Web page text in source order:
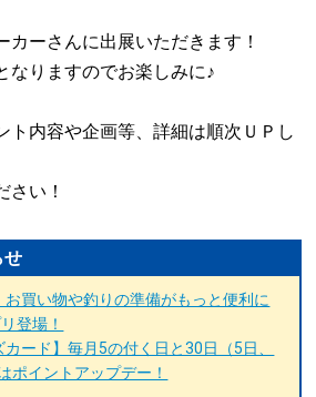
カーさんに出展いただきます！
なりますのでお楽しみに♪
ト内容や企画等、詳細は順次ＵＰし
さい！
せ
お買い物や釣りの準備がもっと便利に
登場！
カード】毎月5の付く日と30日（5日、
ポイントアップデー！